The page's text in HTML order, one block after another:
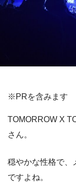
※PRを含みます
TOMORROW X
さん。
穏やかな性格で、
ですよね。